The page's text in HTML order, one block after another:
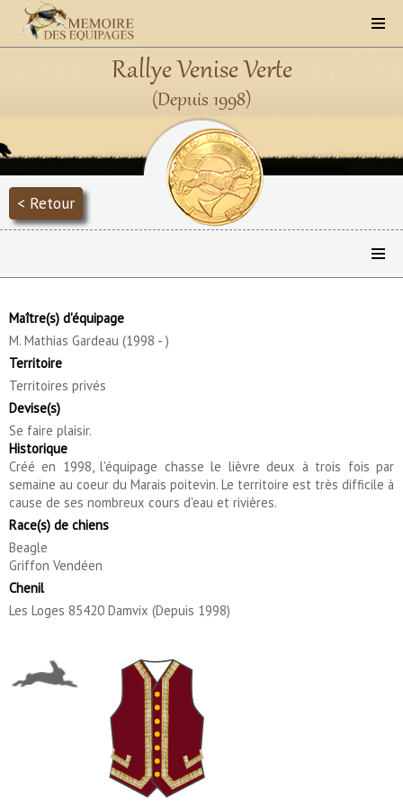
Rallye Venise Verte
(Depuis 1998)
< Retour
Maître(s) d'équipage
M. Mathias Gardeau (1998 - )
Territoire
Territoires privés
Devise(s)
Se faire plaisir.
Historique
Créé en 1998, l'équipage chasse le lièvre deux à trois fois par
semaine au coeur du Marais poitevin. Le territoire est très difficile à
cause de ses nombreux cours d'eau et rivières.
Race(s) de chiens
Beagle
Griffon Vendéen
Chenil
Les Loges 85420 Damvix (Depuis 1998)